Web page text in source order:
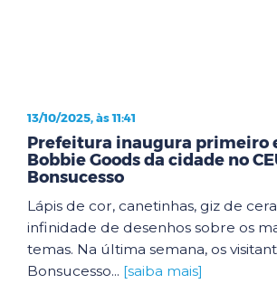
13/10/2025, às 11:41
Prefeitura inaugura primeiro
Bobbie Goods da cidade no
Bonsucesso
Lápis de cor, canetinhas, giz de
infinidade de desenhos sobre os
temas. Na última semana, os
Bonsucesso... [saiba mais]